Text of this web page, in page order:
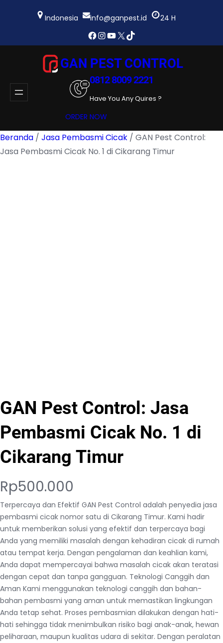
Indonesia info@ganpest.id 24 H
Facebook
Instagram
YouTube
X TikTok
GAN PEST CONTROL
0812 8009 2221
Have You Any Quires ?
ORDER NOW
Beranda / Jasa Pembasmi Cicak / GAN Pest Control:
Jasa Pembasmi Cicak No. 1 di Cikarang Timur
GAN Pest Control: Jasa
Pembasmi Cicak No. 1 di
Cikarang Timur
Rp500.000
Terpercaya dan Efektif GAN Pest Control adalah penyedia jasa
pembasmi cicak nomor satu di Cikarang Timur. Kami hadir
untuk memberikan solusi yang efektif dan terpercaya bagi
Anda yang memiliki masalah dengan kehadiran cicak di rumah
atau tempat kerja. Dengan pengalaman dan keahlian kami,
Anda dapat mempercayai bahwa masalah cicak akan teratasi
dengan cepat dan tanpa gangguan. Teknologi Canggih dan
Aman Kami menggunakan teknologi canggih dan bahan-
bahan pembasmi yang aman untuk memastikan lingkungan
Anda tetap sehat. Proses pembasmian dilakukan dengan hati-
hati sehingga tidak menimbulkan risiko bagi anak-anak, hewan
peliharaan, maupun kualitas udara di sekitar. Dengan peralatan